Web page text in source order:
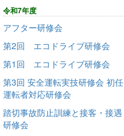
令和7年度
アフター研修会
第2回 エコドライブ研修会
第1回 エコドライブ研修会
第3回 安全運転実技研修会 初任
運転者対応研修会
踏切事故防止訓練と接客・接遇
研修会